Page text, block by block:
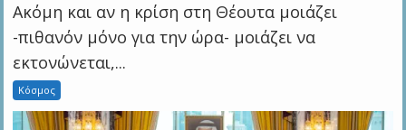
Ακόμη και αν η κρίση στη Θέουτα μοιάζει
-πιθανόν μόνο για την ώρα- μοιάζει να
εκτονώνεται,...
Κόσμος